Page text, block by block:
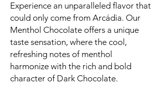
Experience an unparalleled flavor that
could only come from Arcádia. Our
Menthol Chocolate offers a unique
taste sensation, where the cool,
refreshing notes of menthol
harmonize with the rich and bold
character of Dark Chocolate.